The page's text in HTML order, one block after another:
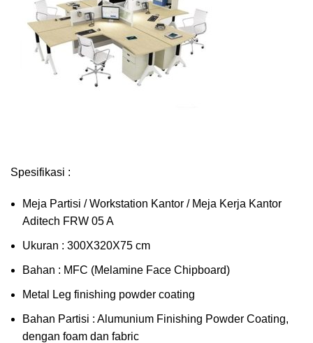
Spesifikasi :
Meja Partisi / Workstation Kantor / Meja Kerja Kantor
Aditech FRW 05 A
Ukuran : 300X320X75 cm
Bahan : MFC (Melamine Face Chipboard)
Metal Leg finishing powder coating
Bahan Partisi : Alumunium Finishing Powder Coating,
dengan foam dan fabric